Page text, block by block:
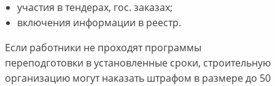
участия в тендерах, гос. заказах;
включения информации в реестр.
Если работники не проходят программы
переподготовки в установленные сроки, строительную
организацию могут наказать штрафом в размере до 50